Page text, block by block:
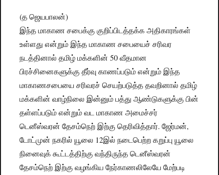
(த ஜெயபாலன்)
இந்த மாகாண சபைக்கு குறிப்பிடத்தக்க அதிகாரங்கள்
உள்ளது என்றும் இந்த மாகாண சபையைச் சரிவர
நடத்தினால் தமிழ் மக்களின் 50 வீதமான
பிரச்சினைகளுக்கு தீர்வு காணப்படும் என்றும் இந்த
மாகாணசபையை சரிவரச் செயற்படுத்த தவறினால் தமிழ்
மக்களின் வாழ்நிலை இன்னும் பத்து ஆண்டுகளுக்கு பின்
தள்ளப்படும் என்றும் வட மாகாண அமைச்சர்
டெனீஸ்வரன் தேசம்நெற் இற்கு தெரிவித்தார். ஜேர்மன்,
டோட்முன் நகரில் யூலை 12இல் நடைபெற்ற கறுப்பு யூலை
நினைவுக் கூட்டத்திற்கு வந்திருந்த டெனீஸ்வரன்
தேசம்நெற் இற்கு வழங்கிய நேர்காணலிலேயே மேற்படி